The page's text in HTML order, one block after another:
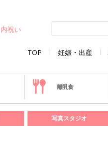
TOP 妊娠・出産
内祝い
離乳食
写真スタジオ